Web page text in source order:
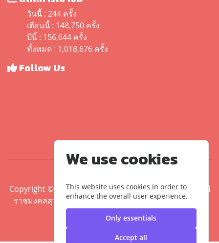
We use cookies
This website uses cookies in order to
enhance the overall user experience.
Only essentials
Accept all
วันนี้ : 244 ครั้ง
เดือนนี้ : 148,750 ครั้ง
ปีนี้ : 156,644 ครั้ง
ทั้งหมด : 1,018,676 ครั้ง
Follow Us
Copyright ©2020 คณะศิลปศาสตร์ มหาวิทยาลัยเทคโนโลยี
ราชมงคลสุวรรณภูมิ | มหาวิทยาลัยเทคโนโลยีราชมงคล